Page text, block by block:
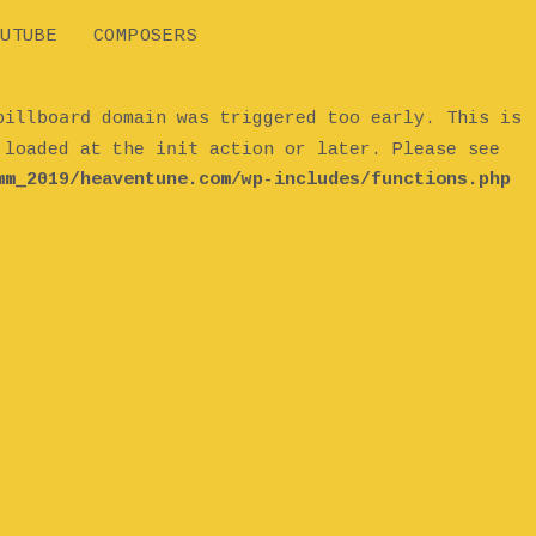
domain was triggered too early. This is
at the init action or later. Please see
heaventune.com/wp-includes/functions.php
COMPOSERS